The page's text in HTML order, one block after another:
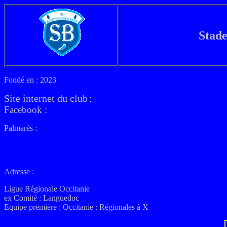
Fondé en : 2023
Site internet du club:
Facebook :
Palmarès :
Adresse :
Ligue Régionale Occitanie
ex Comité : Languedoc
Equipe première : Occitanie : Régionales à X